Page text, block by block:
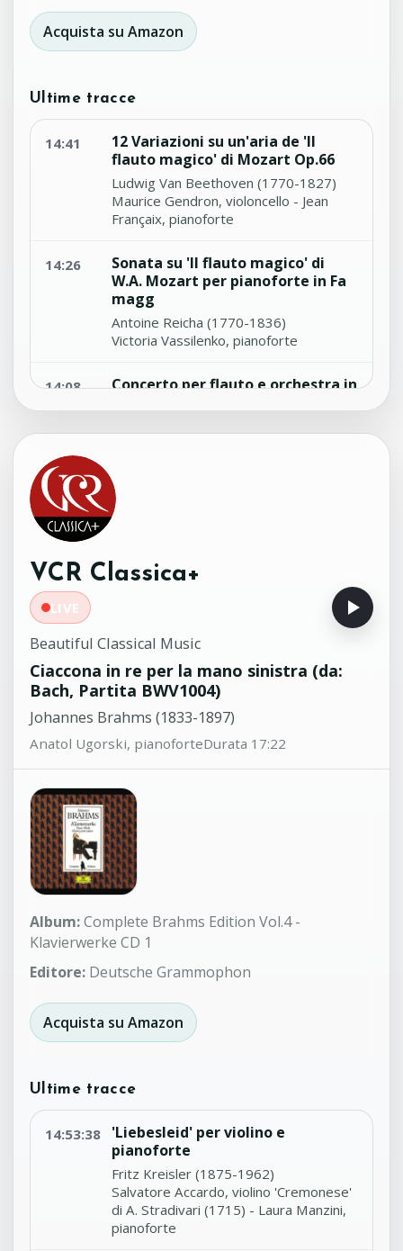
Acquista su Amazon
Ultime tracce
14:41
12 Variazioni su un'aria de 'Il
flauto magico' di Mozart Op.66
Ludwig Van Beethoven (1770-1827)
Maurice Gendron, violoncello - Jean
Françaix, pianoforte
14:26
Sonata su 'Il flauto magico' di
W.A. Mozart per pianoforte in Fa
magg
Antoine Reicha (1770-1836)
Victoria Vassilenko, pianoforte
14:08
Concerto per flauto e orchestra in
13:50
26 Variazioni su 'La Folia Di
Spagna'
London Mozart Players - Matthias
Bamert, direttore
VCR Classica+
LIVE
Beautiful Classical Music
Ciaccona in re per la mano sinistra (da:
Bach, Partita BWV1004)
Johannes Brahms (1833-1897)
Anatol Ugorski, pianoforteDurata 17:22
Album:Complete Brahms Edition Vol.4 -
Klavierwerke CD 1
Editore: Deutsche Grammophon
Acquista su Amazon
Ultime tracce
14:53:38
'Liebesleid' per violino e
pianoforte
Fritz Kreisler (1875-1962)
Salvatore Accardo, violino 'Cremonese'
di A. Stradivari (1715) - Laura Manzini,
pianoforte